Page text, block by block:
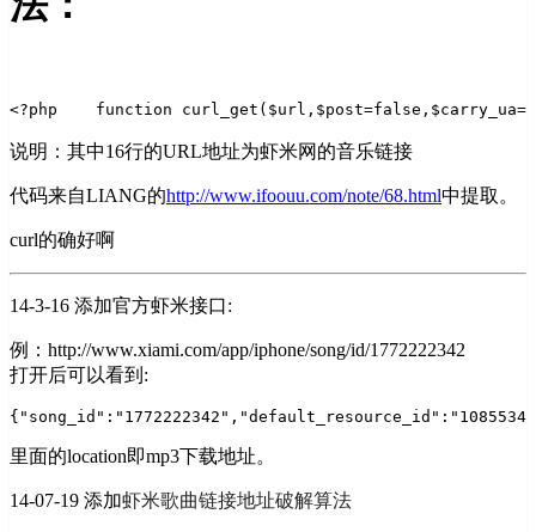
<?php
function
说明：其中16行的URL地址为虾米网的音乐链接
代码来自LIANG的http://www.ifoouu.com/note/68.html中提取。
curl的确好啊
14-3-16 添加官方虾米接口:
例：http://www.xiami.com/app/iphone/song/id/1772222342
打开后可以看到:
里面的location即mp3下载地址。
14-07-19 添加虾米歌曲链接地址破解算法